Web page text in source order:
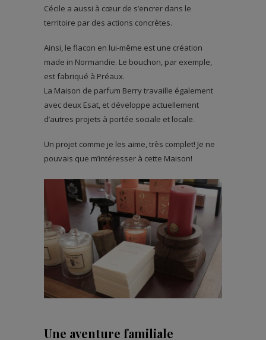
Cécile a aussi à cœur de s’encrer dans le
territoire par des actions concrètes.
Ainsi, le flacon en lui-même est une création
made in Normandie. Le bouchon, par exemple,
est fabriqué à Préaux.
La Maison de parfum Berry travaille également
avec deux Esat, et développe actuellement
d’autres projets à portée sociale et locale.
Un projet comme je les aime, très complet! Je ne
pouvais que m’intéresser à cette Maison!
Une aventure familiale